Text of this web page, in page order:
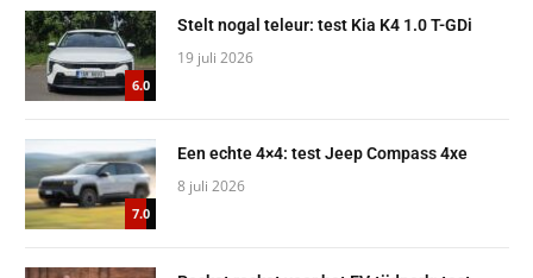
6.0
Stelt nogal teleur: test Kia K4 1.0 T-GDi
19 juli 2026
7.0
Een echte 4×4: test Jeep Compass 4xe
8 juli 2026